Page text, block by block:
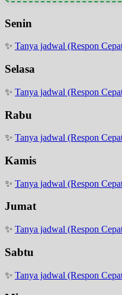
Senin
✨ Tanya jadwal (Respon
Selasa
✨ Tanya jadwal (Respon
Rabu
✨ Tanya jadwal (Respon
Kamis
✨ Tanya jadwal (Respon
Jumat
✨ Tanya jadwal (Respon
Sabtu
✨ Tanya jadwal (Respon